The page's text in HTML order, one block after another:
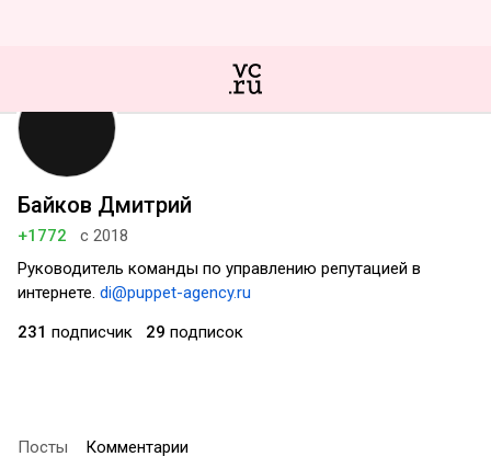
Байков Дмитрий
+1772
с 2018
Руководитель команды по управлению репутацией в
интернете. di@puppet-agency.ru
231 подписчик 29 подписок
Посты Комментарии